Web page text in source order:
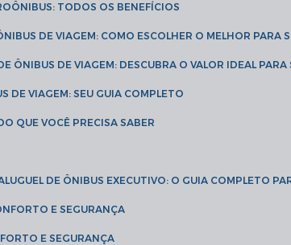
TODOS OS BENEFÍCIOS
ÔNIBUS DE VIAGEM: COMO ESCOLHER O MELHOR PARA
DE ÔNIBUS DE VIAGEM: DESCUBRA O VALOR IDEAL
DE VIAGEM: SEU GUIA COMPLETO
QUE VOCÊ PRECISA SABER
ALUGUEL DE ÔNIBUS EXECUTIVO: O GUIA COMPLETO
E SEGURANÇA
E SEGURANÇA